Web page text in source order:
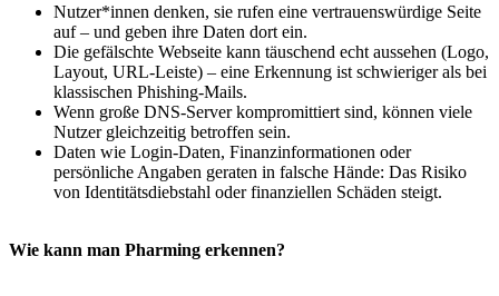
Nutzer*innen denken, sie rufen eine vertrauenswürdige Seite
auf – und geben ihre Daten dort ein.
Die gefälschte Webseite kann täuschend echt aussehen (Logo,
Layout, URL-Leiste) – eine Erkennung ist schwieriger als bei
klassischen Phishing-Mails.
Wenn große DNS-Server kompromittiert sind, können viele
Nutzer gleichzeitig betroffen sein.
Daten wie Login-Daten, Finanzinformationen oder
persönliche Angaben geraten in falsche Hände: Das Risiko
von Identitätsdiebstahl oder finanziellen Schäden steigt.
Wie kann man Pharming erkennen?